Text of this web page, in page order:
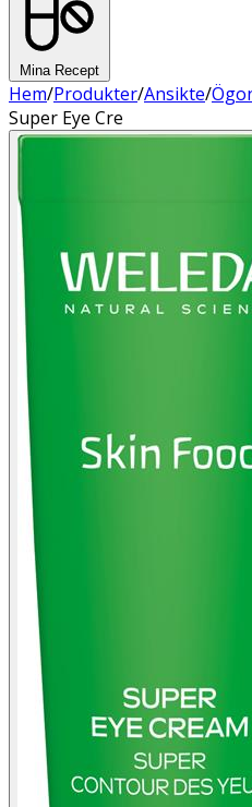
Mina Recept
Hem/Produkter/Ansikte/
Super Eye Cre